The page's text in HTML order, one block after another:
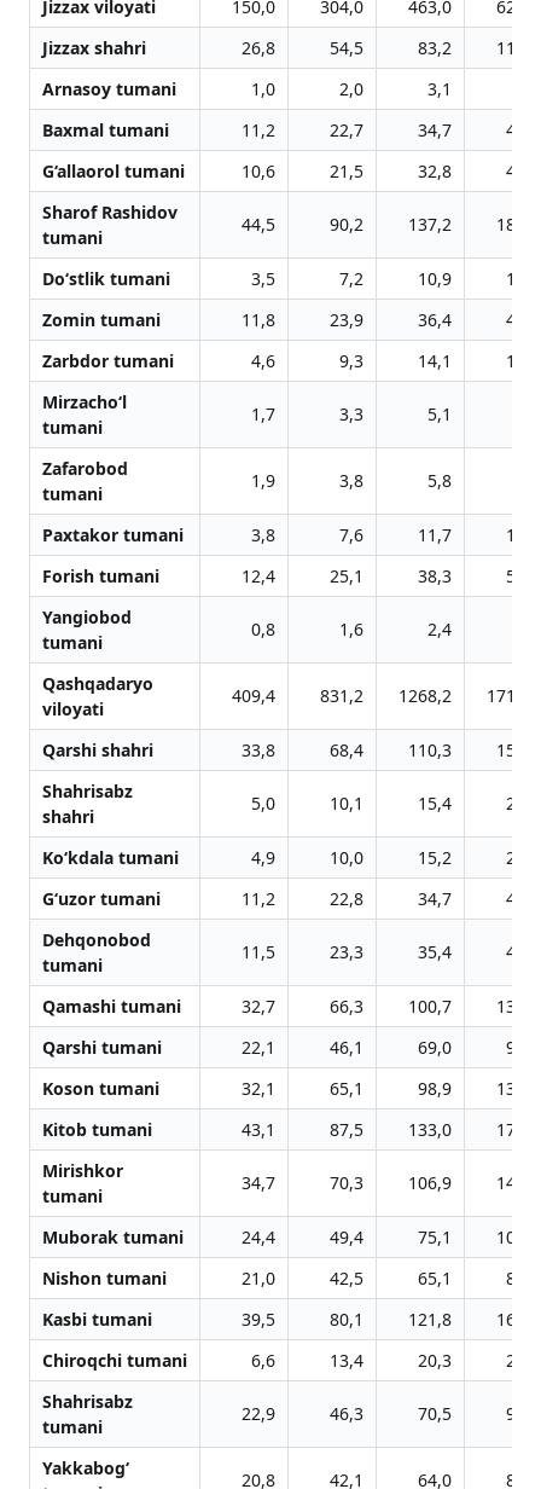
Jizzax viloyati 150,0 304,0 463,0
626,6
Jizzax shahri
26,8 54,5 83,2
112,6
Arnasoy tumani
1,0 2,0 3,1
Baxmal tumani
11,2 22,7 34,7
46,9
G‘allaorol tumani
10,6 21,5 32,8
44,5
Sharof Rashidov
tumani
44,5 90,2 137,2 185,8
Do‘stlik tumani 3,5 7,2 10,9
14,8
Zomin tumani
11,8 23,9 36,4
49,3
Zarbdor tumani
4,6 9,3 14,1
19,0
Mirzacho‘l
tumani
1,7 3,3 5,1
Zafarobod
tumani
1,9 3,8 5,8
Paxtakor tumani 3,8 7,6 11,7
15,8
Forish tumani
12,4 25,1 38,3
51,8
Yangiobod
tumani
0,8 1,6 2,4
Qashqadaryo
viloyati
409,4 831,2 1268,2 1716,6
Qarshi shahri 33,8 68,4 110,3
150,3
Shahrisabz
shahri
5,0 10,1 15,4 20,9
Ko‘kdala tumani 4,9 10,0 15,2
20,5
G‘uzor tumani
11,2 22,8 34,7
47,3
Dehqonobod
tumani
11,5 23,3 35,4 47,9
Qamashi tumani 32,7 66,3 100,7
136,2
Qarshi tumani
22,1 46,1 69,0
93,0
Koson tumani
32,1 65,1 98,9
133,7
Kitob tumani
43,1 87,5 133,0
179,9
Mirishkor
tumani
34,7 70,3 106,9 144,6
Muborak tumani 24,4 49,4 75,1
101,6
Nishon tumani
21,0 42,5 65,1
87,9
Kasbi tumani
39,5 80,1 121,8
164,6
Chiroqchi tumani
6,6 13,4 20,3
27,5
Shahrisabz
tumani
22,9 46,3 70,5 95,3
Yakkabog‘
20,8 42,1 64,0 86,5